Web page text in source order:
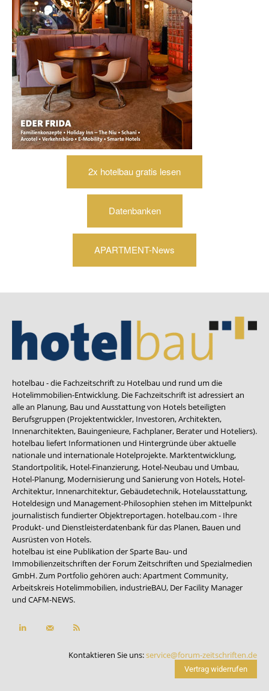
2x hotelbau gratis lesen
Datenbanken
APARTMENT-News
hotelbau - die Fachzeitschrift zu Hotelbau und rund um die
Hotelimmobilien-Entwicklung. Die Fachzeitschrift ist adressiert an
alle an Planung, Bau und Ausstattung von Hotels beteiligten
Berufsgruppen (Projektentwickler, Investoren, Architekten,
Innenarchitekten, Bauingenieure, Fachplaner, Berater und Hoteliers).
hotelbau liefert Informationen und Hintergründe über aktuelle
nationale und internationale Hotelprojekte. Marktentwicklung,
Standortpolitik, Hotel-Finanzierung, Hotel-Neubau und Umbau,
Hotel-Planung, Modernisierung und Sanierung von Hotels, Hotel-
Architektur, Innenarchitektur, Gebäudetechnik, Hotelausstattung,
Hoteldesign und Management-Philosophien stehen im Mittelpunkt
journalistisch fundierter Objektreportagen. hotelbau.com - Ihre
Produkt- und Dienstleisterdatenbank für das Planen, Bauen und
Ausrüsten von Hotels.
hotelbau ist eine Publikation der Sparte Bau- und
Immobilienzeitschriften der Forum Zeitschriften und Spezialmedien
GmbH. Zum Portfolio gehören auch:Apartment Community,
Arbeitskreis Hotelimmobilien, industrieBAU, Der Facility Manager
und CAFM-NEWS.
Kontaktieren Sie uns:service@forum-zeitschriften.de
Vertrag widerrufen